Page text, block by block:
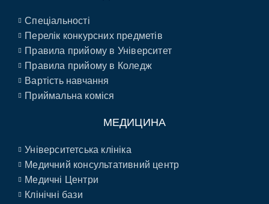
Спеціальності
Перелік конкурсних предметів
Правила прийому в Університет
Правила прийому в Коледж
Вартість навчання
Приймальна коміся
МЕДИЦИНА
Університетська клініка
Медичний консультативний центр
Медичні Центри
Клінічні бази